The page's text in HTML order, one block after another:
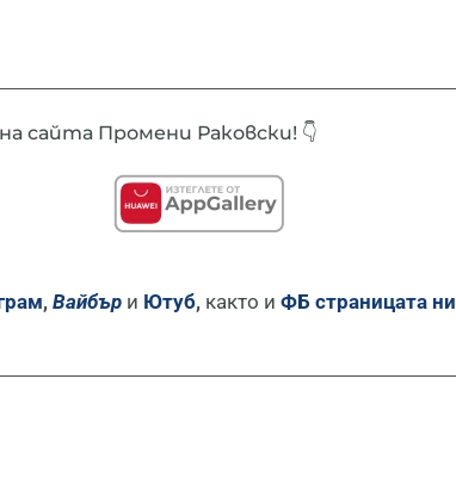
на сайта Промени Раковски! 👇
, Вайбър и Ютуб, както и ФБ страницата ни